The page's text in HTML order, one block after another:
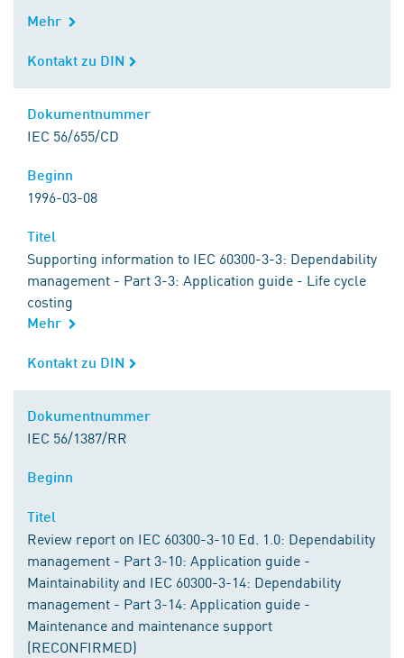
Mehr
Kontakt zu DIN
Kontakt zu DIN
Dokumentnummer
IEC 56/655/CD
Beginn
1996-03-08
Titel
Supporting information to IEC 60300-3-3: Dependability
management - Part 3-3: Application guide - Life cycle
costing
Mehr
Kontakt zu DIN
Kontakt zu DIN
Dokumentnummer
IEC 56/1387/RR
Beginn
Titel
Review report on IEC 60300-3-10 Ed. 1.0: Dependability
management - Part 3-10: Application guide -
Maintainability and IEC 60300-3-14: Dependability
management - Part 3-14: Application guide -
Maintenance and maintenance support
(RECONFIRMED)